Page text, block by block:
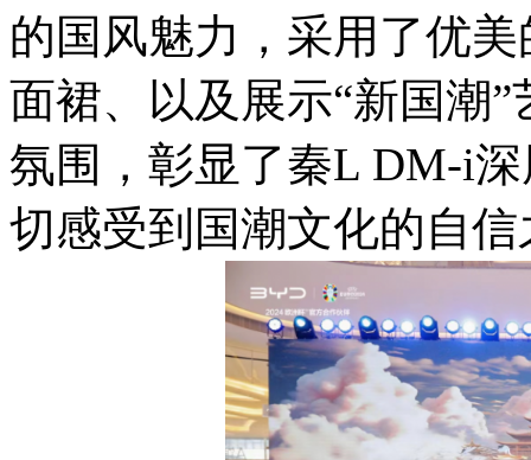
的国风魅力，采用了优
面裙、以及展示“新国潮
氛围，彰显了秦L DM-i
切感受到国潮文化的自信